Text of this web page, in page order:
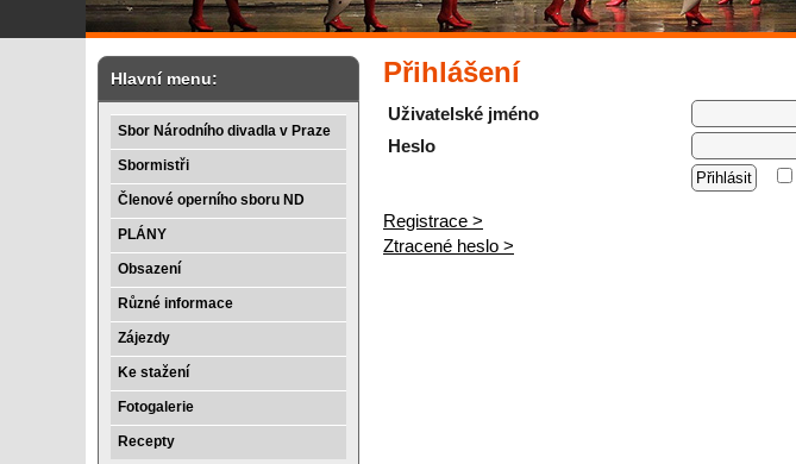
Hlavní menu:
Sbor Národního divadla v Praze
Sbormistři
Členové operního sboru ND
PLÁNY
Obsazení
Různé informace
Zájezdy
Ke stažení
Fotogalerie
Recepty
Přihlášení
Uživatelské jméno
Heslo
Registrace >
Ztracené heslo >